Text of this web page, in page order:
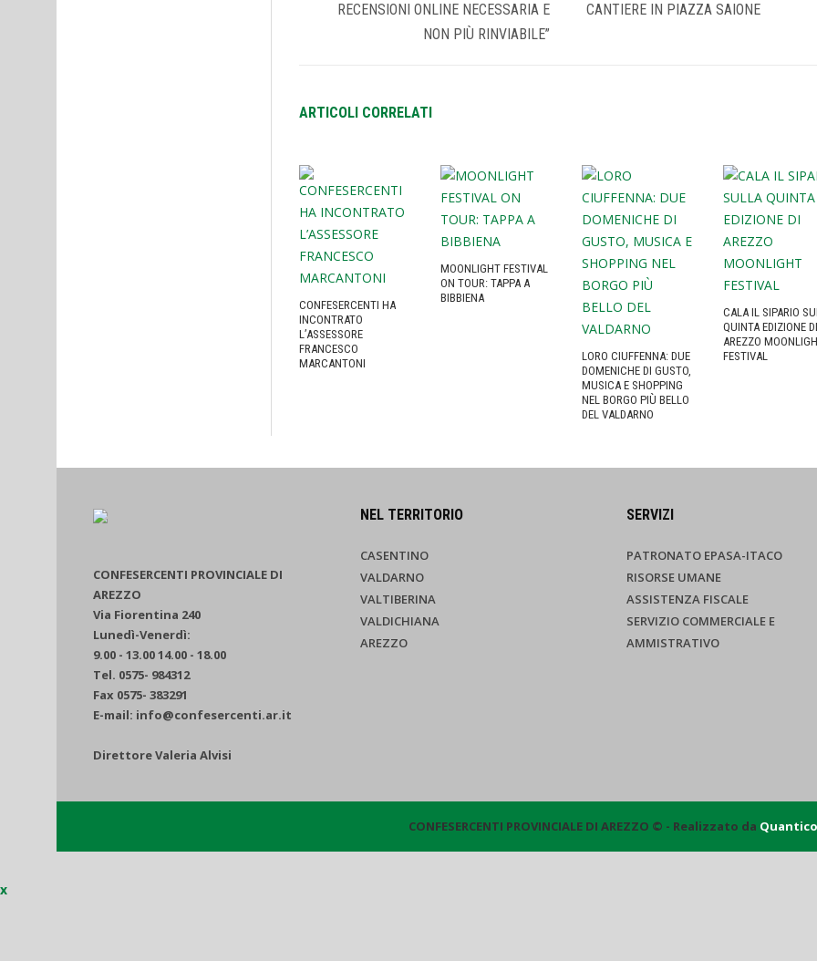
RECENSIONI ONLINE NECESSARIA E
NON PIÙ RINVIABILE”
CANTIERE IN PIAZZA SAIONE
ARTICOLI CORRELATI
CONFESERCENTI HA
INCONTRATO
L’ASSESSORE
FRANCESCO
MARCANTONI
MOONLIGHT FESTIVAL
ON TOUR: TAPPA A
BIBBIENA
LORO CIUFFENNA: DUE
DOMENICHE DI GUSTO,
MUSICA E SHOPPING
NEL BORGO PIÙ BELLO
DEL VALDARNO
CALA IL SIPARIO
QUINTA EDIZIONE
AREZZO
FESTIVAL
CONFESERCENTI PROVINCIALE DI
AREZZO
Via Fiorentina 240
Lunedì-Venerdì:
9.00 - 13.00 14.00 - 18.00
Tel. 0575- 984312
Fax 0575- 383291
E-mail: info@confesercenti.ar.it
Direttore Valeria Alvisi
NEL TERRITORIO
CASENTINO
VALDARNO
VALTIBERINA
VALDICHIANA
AREZZO
SERVIZI
PATRONATO EPASA-ITACO
RISORSE UMANE
ASSISTENZA FISCALE
SERVIZIO COMMERCIALE E
AMMISTRATIVO
CONFESERCENTI PROVINCIALE DI AREZZO © - Realizzato da Quantico
x